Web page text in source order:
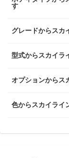
す
グレードからスカ
型式からスカイラ
オプションからス
色からスカイライ